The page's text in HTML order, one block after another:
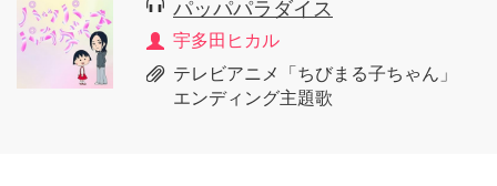
パッパパラダイス
宇多田ヒカル
テレビアニメ「ちびまる子ちゃん」
エンディング主題歌